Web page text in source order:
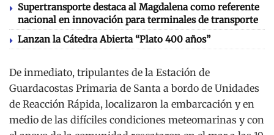
Supertransporte destaca al Magdalena como referente
nacional en innovación para terminales de transporte
Lanzan la Cátedra Abierta “Plato 400 años”
De inmediato, tripulantes de la Estación de
Guardacostas Primaria de Santa a bordo de Unidades
de Reacción Rápida, localizaron la embarcación y en
medio de las difíciles condiciones meteomarinas y con